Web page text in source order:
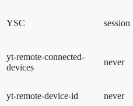
YSC session
yt-remote-connected-
devices
never
yt-remote-device-id never